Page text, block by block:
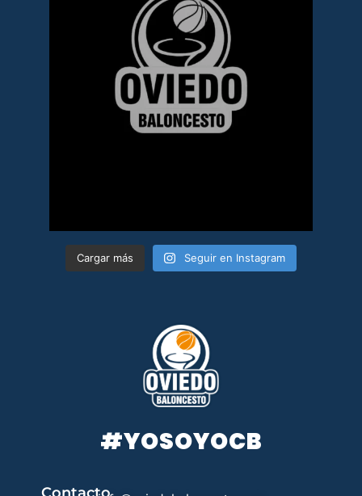
Cargar más Seguir en Instagram
#YOSOYOCB